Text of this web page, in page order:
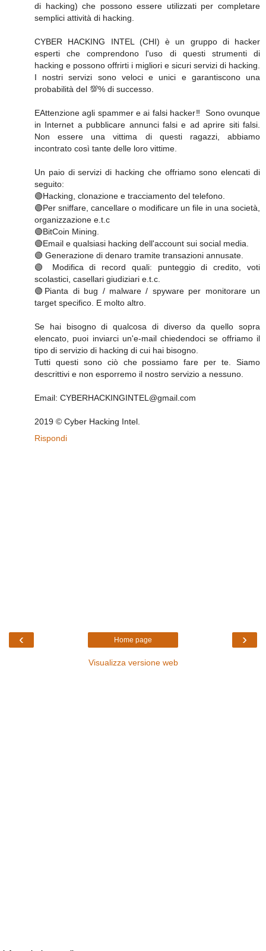
di hacking) che possono essere utilizzati per completare
semplici attività di hacking.
CYBER HACKING INTEL (CHI) è un gruppo di hacker
esperti che comprendono l'uso di questi strumenti di
hacking e possono offrirti i migliori e sicuri servizi di hacking.
I nostri servizi sono veloci e unici e garantiscono una
probabilità del 💯% di successo.
EAttenzione agli spammer e ai falsi hacker‼ ️ Sono ovunque
in Internet a pubblicare annunci falsi e ad aprire siti falsi.
Non essere una vittima di questi ragazzi, abbiamo
incontrato così tante delle loro vittime.
Un paio di servizi di hacking che offriamo sono elencati di
seguito:
🟢Hacking, clonazione e tracciamento del telefono.
🟢Per sniffare, cancellare o modificare un file in una società,
organizzazione e.t.c
🟢BitCoin Mining.
🟢Email e qualsiasi hacking dell'account sui social media.
🟢 Generazione di denaro tramite transazioni annusate.
🟢 Modifica di record quali: punteggio di credito, voti
scolastici, casellari giudiziari e.t.c.
🟢Pianta di bug / malware / spyware per monitorare un
target specifico. E molto altro.
Se hai bisogno di qualcosa di diverso da quello sopra
elencato, puoi inviarci un'e-mail chiedendoci se offriamo il
tipo di servizio di hacking di cui hai bisogno.
Tutti questi sono ciò che possiamo fare per te. Siamo
descrittivi e non esporremo il nostro servizio a nessuno.
Email: CYBERHACKINGINTEL@gmail.com
2019 © Cyber ​​Hacking Intel.
Rispondi
‹ ›
Home page
Visualizza versione web